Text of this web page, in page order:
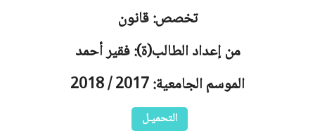
تخصص: قانون
من إعداد الطالب(ة): فقير أحمد
الموسم الجامعية: 2017 / 2018
التحميـل